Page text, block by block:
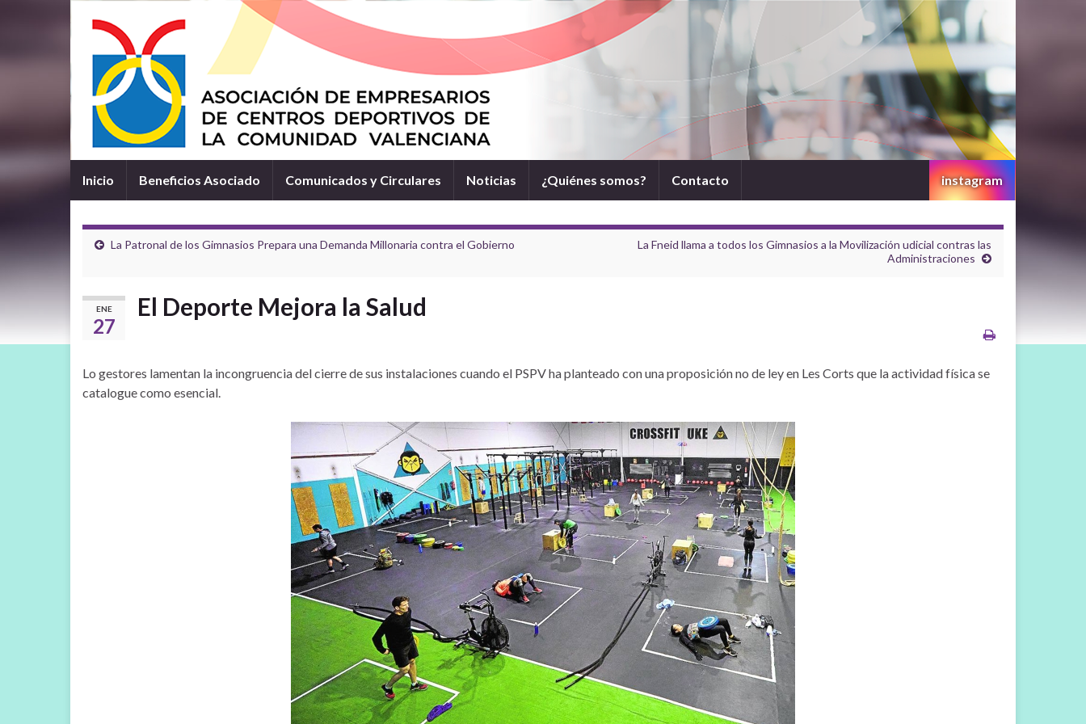
Inicio Beneficios Asociado Comunicados y Circulares Noticias ¿Quiénes somos? Contacto instagram
La Patronal de los Gimnasios Prepara una Demanda Millonaria contra el Gobierno
La Fneid llama a todos los Gimnasios a la Movilización udicial contras las
Administraciones
ENE
27
El Deporte Mejora la Salud
Lo gestores lamentan la incongruencia del cierre de sus instalaciones cuando el PSPV ha planteado con una proposición no de ley en Les Corts que la actividad física se
catalogue como esencial.